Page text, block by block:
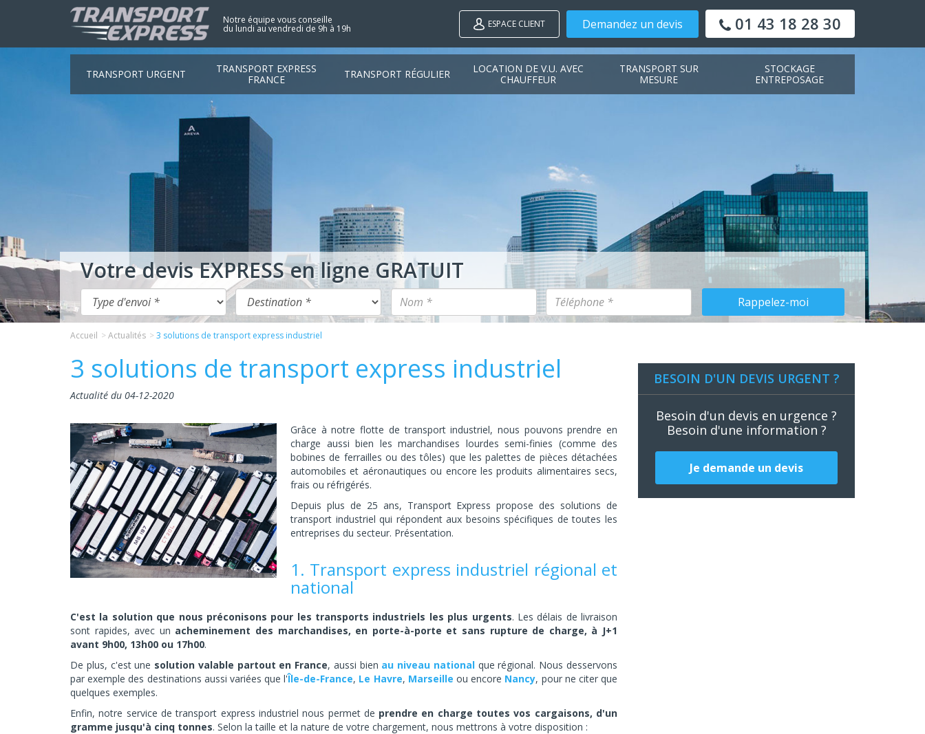
Notre équipe vous conseille
du lundi au vendredi de 9h à 19h ESPACE CLIENT Demandez un devis 01 43 18 28 30
TRANSPORT URGENT
TRANSPORT EXPRESS
FRANCE
TRANSPORT RÉGULIER
LOCATION DE V.U. AVEC
CHAUFFEUR
TRANSPORT SUR
MESURE
STOCKAGE
ENTREPOSAGE
Accueil Actualités 3 solutions de transport express industriel
3 solutions de transport express industriel
Actualité du 04-12-2020
Grâce à notre flotte de transport industriel, nous pouvons prendre en
charge aussi bien les marchandises lourdes semi-finies (comme des
bobines de ferrailles ou des tôles) que les palettes de pièces détachées
automobiles et aéronautiques ou encore les produits alimentaires secs,
frais ou réfrigérés.
Depuis plus de 25 ans, Transport Express propose des solutions de
transport industriel qui répondent aux besoins spécifiques de toutes les
entreprises du secteur. Présentation.
1. Transport express industriel régional et
national
C'est la solution que nous préconisons pour les transports industriels les plus urgents. Les délais de livraison
sont rapides, avec un acheminement des marchandises, en porte-à-porte et sans rupture de charge, à J+1
avant 9h00, 13h00 ou 17h00.
De plus, c'est une solution valable partout en France, aussi bien au niveau nationalque régional. Nous desservons
par exemple des destinations aussi variées que l'Île-de-France, Le Havre, Marseille ou encore Nancy, pour ne citer que
quelques exemples.
Enfin, notre service de transport express industriel nous permet de prendre en charge toutes vos cargaisons, d'un
gramme jusqu'à cinq tonnes. Selon la taille et la nature de votre chargement, nous mettrons à votre disposition :
BESOIN D'UN DEVIS URGENT ?
Besoin d'un devis en urgence ?
Besoin d'une information ?
Je demande un devis
Votre devis EXPRESS en ligne GRATUIT
Rappelez-moi